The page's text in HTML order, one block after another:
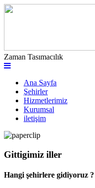
Zaman Tasımacılık
Ana Sayfa
Şehirler
Hizmetlerimiz
Kurumsal
iletişim
Gittigimiz iller
Hangi şehirlere gidiyoruz ?